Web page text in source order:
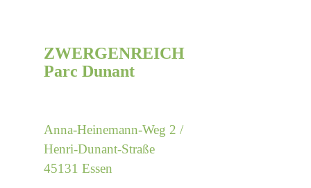
ZWERGENREICH
Parc Dunant
Anna-Heinemann-Weg 2 /
Henri-Dunant-Straße
45131 Essen